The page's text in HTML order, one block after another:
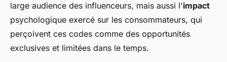
large audience des influenceurs, mais aussi l'impact
psychologique exercé sur les consommateurs, qui
perçoivent ces codes comme des opportunités
exclusives et limitées dans le temps.